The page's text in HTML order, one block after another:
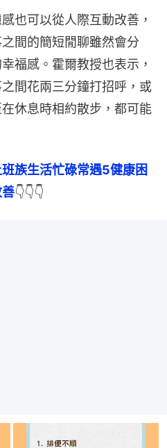
也可以從人際互動改善，
間的簡短閒聊雖然會分
福感。霍爾教授也表示，
間花兩三分鐘打招呼，或
休息時相約散步，都可能
族生活忙碌常遇5健康困
👇👇👇